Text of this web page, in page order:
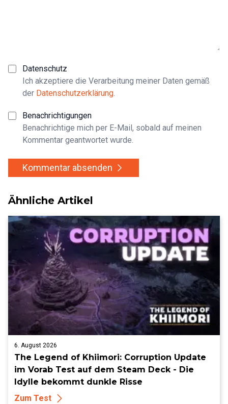
Datenschutz
Ich akzeptiere die Verarbeitung meiner Daten gemäß
der Datenschutzerklärung.
Benachrichtigungen
Benachrichtige mich per E-Mail, sobald auf meinen
Kommentar geantwortet wurde.
Kommentar absenden
Ähnliche Artikel
6. August 2026
The Legend of Khiimori: Corruption Update
im Vorab Test auf dem Steam Deck - Die
Idylle bekommt dunkle Risse
Zum Test